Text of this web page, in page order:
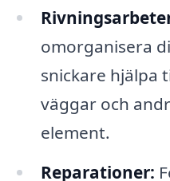
omorganisera
snickare hjälpa
väggar och
element.
Reparationer: